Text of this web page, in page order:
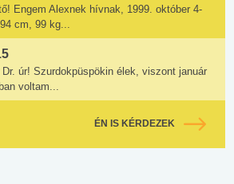
Engem Alexnek hívnak, 1999. október 4-
cm, 99 kg...
úr! Szurdokpüspökin élek, viszont január
voltam...
ÉN IS KÉRDEZEK